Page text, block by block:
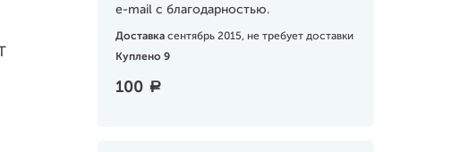
e-mail с благодарностью.
Доставка сентябрь 2015, не требует доставки
Куплено 9
100 a